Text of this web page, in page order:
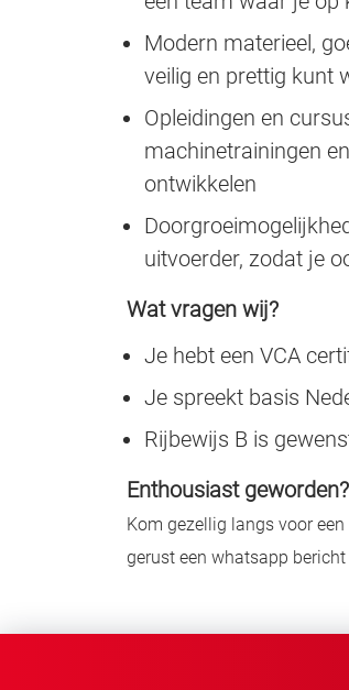
Modern materieel,
veilig en prettig kunt
Opleidingen en
machinetrainingen
ontwikkelen
uitvoerder, zodat je
Wat vragen wij?
Je hebt een VCA
Je spreekt basis
Rijbewijs B is
Enthousiast geworden?
Kom gezellig langs voor
gerust een whatsapp